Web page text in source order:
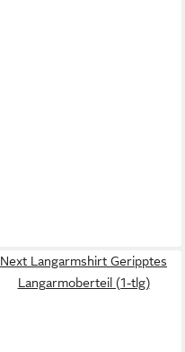
Next Langarmshirt Geripptes
Langarmoberteil (1-tlg)